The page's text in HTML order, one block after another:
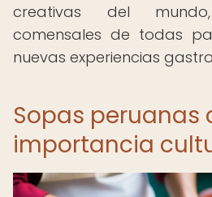
creativas del
comensales de todas
nuevas experiencias
Sopas peruanas
importancia